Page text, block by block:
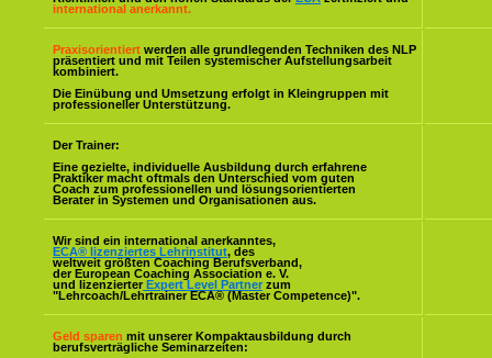
international anerkannt.
Praxisorientiert werden alle grundlegenden Techniken des NLP
präsentiert und mit Teilen systemischer Aufstellungsarbeit
kombiniert.
Die Einübung und Umsetzung erfolgt in Kleingruppen mit
professioneller Unterstützung.
Der Trainer:
Eine gezielte, individuelle Ausbildung durch erfahrene
Praktiker macht oftmals den Unterschied vom guten
Coach zum professionellen und lösungsorientierten
Berater in Systemen und Organisationen aus.
Wir sind ein international anerkanntes,
ECA® lizenziertes Lehrinstitut, des
weltweit größten Coaching Berufsverband,
der European Coaching Association e. V.
und lizenzierter Expert Level Partner zum
"Lehrcoach/Lehrtrainer ECA® (Master Competence)".
Geld sparen mit unserer Kompaktausbildung durch
berufsverträgliche Seminarzeiten: